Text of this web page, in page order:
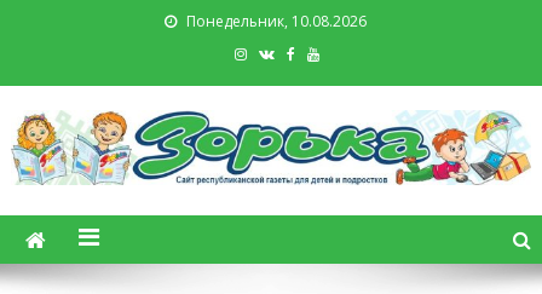
Понедельник, 10.08.2026
Зорька. Газета для детей и
подростков